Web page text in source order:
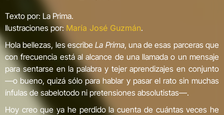
Texto por: La Prima.
Ilustraciones por: María José Guzmán.
Hola bellezas, les escribeLa Prima, una de esas parceras que
con frecuencia está al alcance de una llamada o un mensaje
para sentarse en la palabra y tejer aprendizajes en conjunto
—o bueno, quizá sólo para hablar y pasar el rato sin muchas
ínfulas de sabelotodo ni pretensiones absolutistas—.
Hoy creo que ya he perdido la cuenta de cuántas veces he